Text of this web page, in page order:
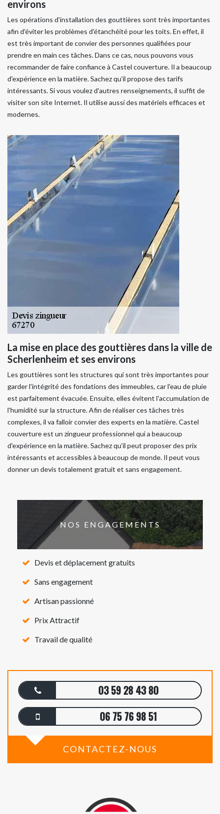
environs
Les opérations d'installation des gouttières sont très importantes
afin d'éviter les problèmes d'étanchéité pour les toits. En effet, il
est très important de convier des personnes qualifiées pour
prendre en main ces tâches. Dans ce cas, nous pouvons vous
recommander de faire confiance à Castel couverture. Il a beaucoup
d'expérience en la matière. Sachez qu'il propose des tarifs
intéressants. Si vous voulez d'autres renseignements, il suffit de
visiter son site Internet. Il utilise aussi des matériels efficaces et
modernes.
La mise en place des gouttières dans la ville de
Scherlenheim et ses environs
Les gouttières sont les structures qui sont très importantes pour
garder l'intégrité des fondations des immeubles, car l'eau de pluie
est parfaitement évacuée. Ensuite, elles évitent l'accumulation de
l'humidité sur la structure. Afin de réaliser ces tâches très
complexes, il va falloir convier des experts en la matière. Castel
couverture est un zingueur professionnel qui a beaucoup
d'expérience en la matière. Sachez qu'il peut proposer des prix
intéressants et accessibles à beaucoup de monde. Il peut vous
donner un devis totalement gratuit et sans engagement.
NOS ENGAGEMENTS
Devis et déplacement gratuits
Sans engagement
Artisan passionné
Prix Attractif
Travail de qualité
03 59 28 43 80
06 75 76 98 51
CONTACTEZ-NOUS